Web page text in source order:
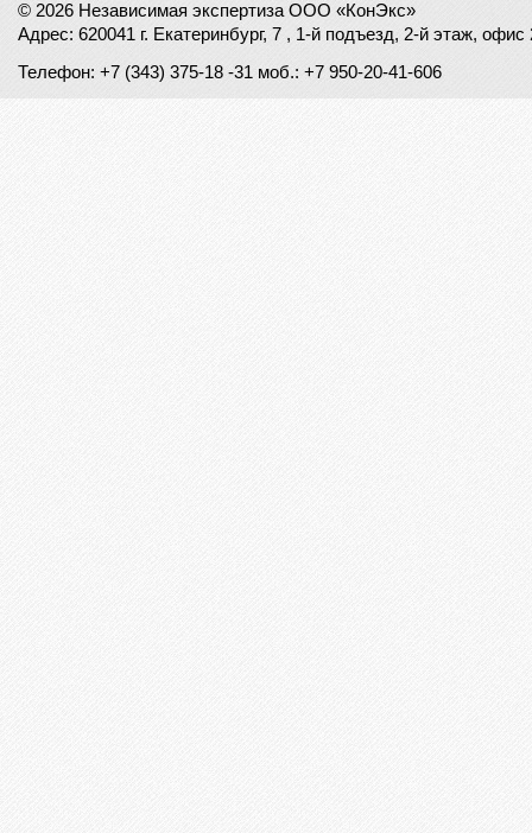
© 2026 Независимая экспертиза ООО «КонЭкс»
Адрес: 620041 г. Екатеринбург, 7 , 1-й подъезд, 2-й этаж, офис
Телефон: +7 (343) 375-18 -31 моб.: +7 950-20-41-606